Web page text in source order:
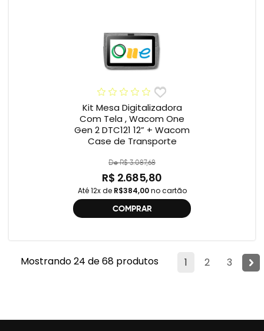
Kit Mesa Digitalizadora
Com Tela , Wacom One
Gen 2 DTC121 12” + Wacom
Case de Transporte
De R$ 3.087,68
R$ 2.685,80
Até 12x de R$384,00no cartão
COMPRAR
1 2 3
Mostrando 24 de 68 produtos